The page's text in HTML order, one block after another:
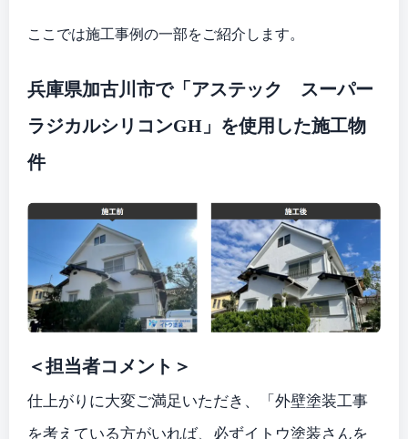
ここでは施工事例の一部をご紹介します。
兵庫県加古川市で「アステック スーパー
ラジカルシリコンGH」を使用した施工物
件
＜担当者コメント＞
仕上がりに大変ご満足いただき、「外壁塗装工事
を考えている方がいれば、必ずイトウ塗装さんを